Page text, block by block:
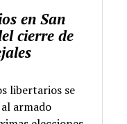
en San
cierre de
libertarios se
armado